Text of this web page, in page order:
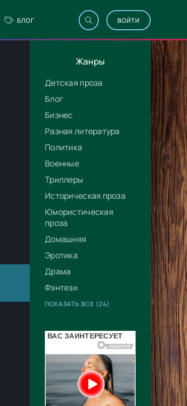
БЛОГ ВОЙТИ
Жанры
Детская проза
Блог
Бизнес
Разная литература
Политика
Военные
Триллеры
Историческая проза
Юмористическая
проза
Домашняя
Эротика
Драма
Фэнтези
ПОКАЗАТЬ ВСЕ (24)